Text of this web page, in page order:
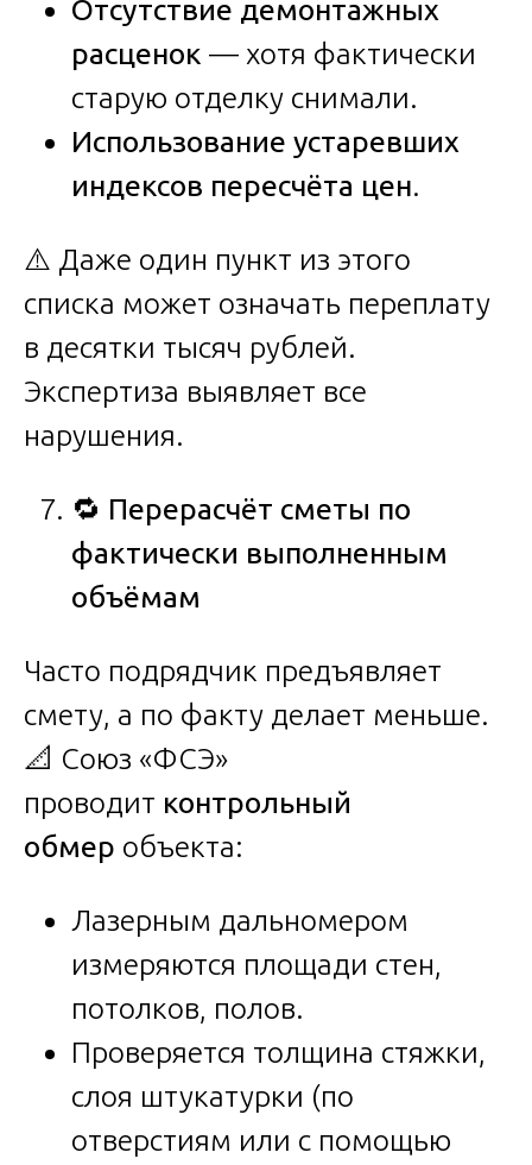
Отсутствие демонтажных
расценок — хотя фактически
старую отделку снимали.
Использование устаревших
индексов пересчёта цен.
⚠️ Даже один пункт из этого
списка может означать переплату
в десятки тысяч рублей.
Экспертиза выявляет все
нарушения.
🔁 Перерасчёт сметы по
фактически выполненным
объёмам
Часто подрядчик предъявляет
смету, а по факту делает меньше.
📐 Союз «ФСЭ»
проводит контрольный
обмер объекта:
Лазерным дальномером
измеряются площади стен,
потолков, полов.
Проверяется толщина стяжки,
слоя штукатурки (по
отверстиям или с помощью